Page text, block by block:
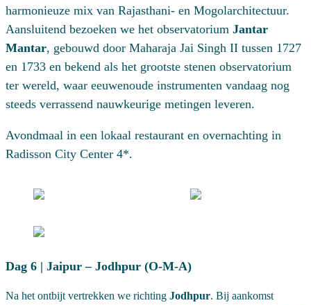
harmonieuze mix van Rajasthani- en Mogolarchitectuur.
Aansluitend bezoeken we het observatorium Jantar
Mantar, gebouwd door Maharaja Jai Singh II tussen 1727
en 1733 en bekend als het grootste stenen observatorium
ter wereld, waar eeuwenoude instrumenten vandaag nog
steeds verrassend nauwkeurige metingen leveren.
Avondmaal in een lokaal restaurant en overnachting in
Radisson City Center 4*.
Dag 6 | Jaipur – Jodhpur (O-M-A)
Na het ontbijt vertrekken we richting Jodhpur. Bij aankomst